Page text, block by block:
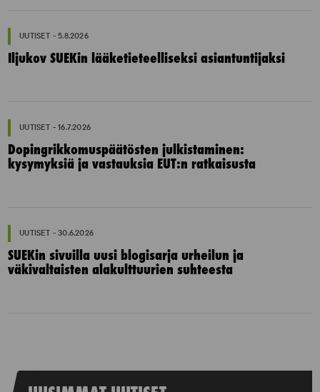
UUTISET - 5.8.2026
Iljukov SUEKin lääketieteelliseksi asiantuntijaksi
UUTISET - 16.7.2026
Dopingrikkomuspäätösten julkistaminen:
kysymyksiä ja vastauksia EUT:n ratkaisusta
UUTISET - 30.6.2026
SUEKin sivuilla uusi blogisarja urheilun ja
väkivaltaisten alakulttuurien suhteesta